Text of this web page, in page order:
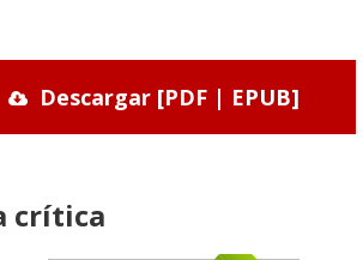
Descargar [PDF | EPUB]
crítica